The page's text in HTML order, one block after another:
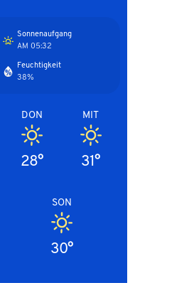
Sonnenaufgang
05:32 AM
Feuchtigkeit
38%
MIT
31°
DON
28°
SON
30°